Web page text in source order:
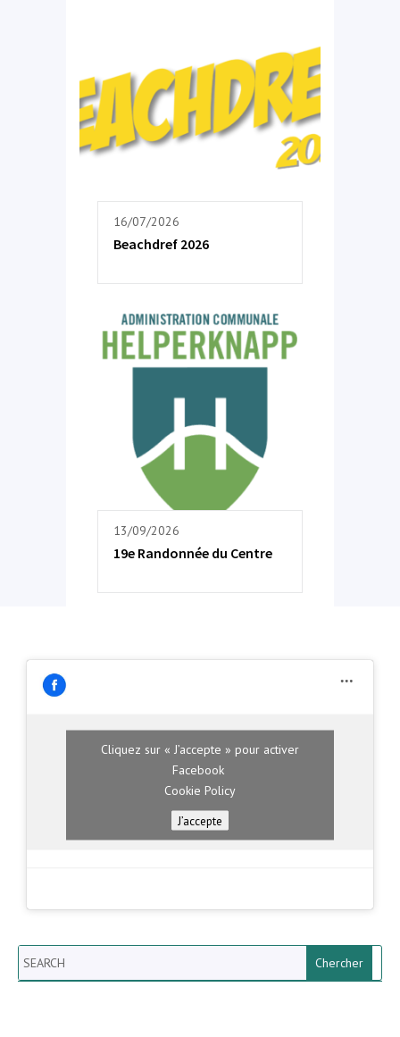
16/07/2026
Beachdref 2026
13/09/2026
19e Randonnée du Centre
Cliquez sur « J’accepte » pour activer
Facebook
Cookie Policy
J’accepte
Search